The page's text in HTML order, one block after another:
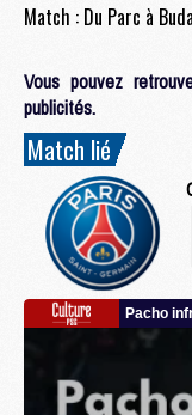
Vous pouvez
publicités.
Match lié